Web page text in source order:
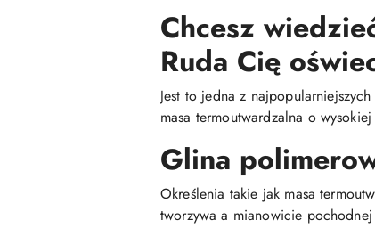
Chcesz
Ruda Cię
Jest to jedna z
masa termoutwardzalna o
Glina
Określenia takie jak masa
tworzywa a mianowicie